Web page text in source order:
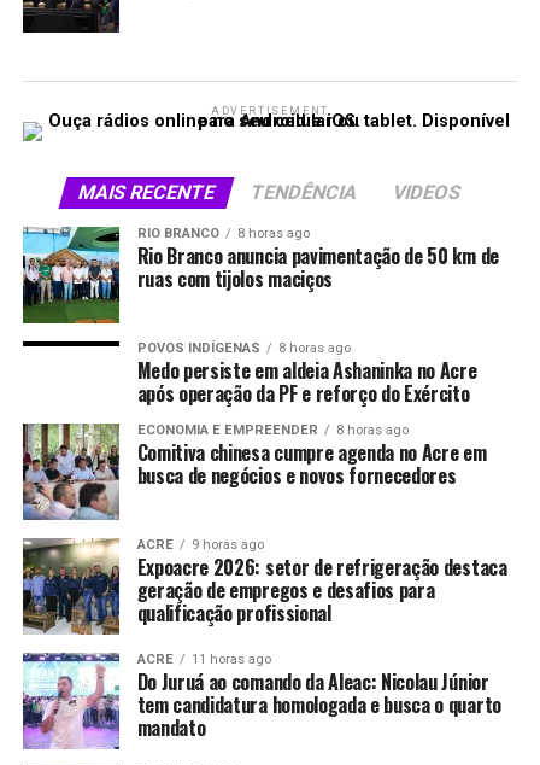
ADVERTISEMENT
MAIS RECENTE TENDÊNCIA VIDEOS
RIO BRANCO 8 horas ago
Rio Branco anuncia pavimentação de 50 km de
ruas com tijolos maciços
POVOS INDÍGENAS 8 horas ago
Medo persiste em aldeia Ashaninka no Acre
após operação da PF e reforço do Exército
ECONOMIA E EMPREENDER 8 horas ago
Comitiva chinesa cumpre agenda no Acre em
busca de negócios e novos fornecedores
ACRE 9 horas ago
Expoacre 2026: setor de refrigeração destaca
geração de empregos e desafios para
qualificação profissional
ACRE 11 horas ago
Do Juruá ao comando da Aleac: Nicolau Júnior
tem candidatura homologada e busca o quarto
mandato